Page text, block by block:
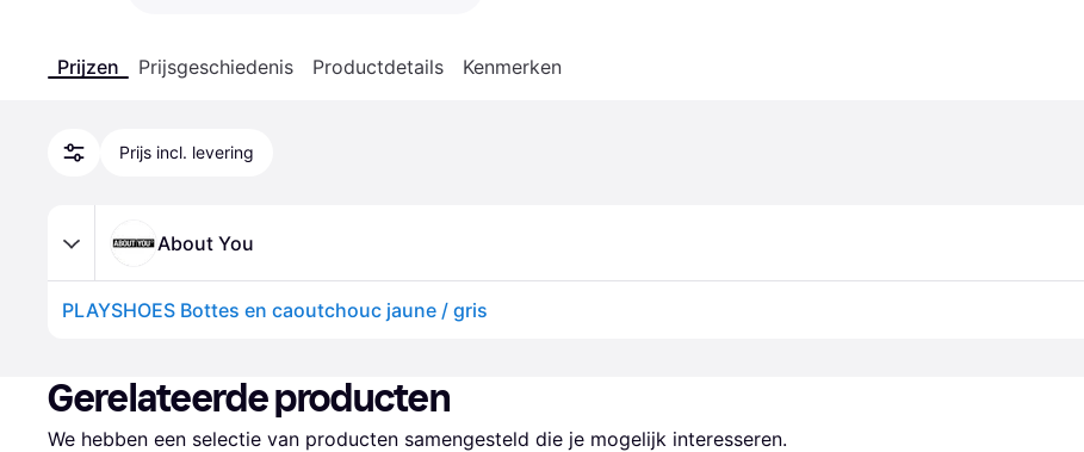
Prijzen Prijsgeschiedenis Productdetails Kenmerken
Prijs incl. levering
About You
PLAYSHOES Bottes en caoutchouc jaune / gris
Gerelateerde producten
We hebben een selectie van producten samengesteld die je mogelijk interesseren.